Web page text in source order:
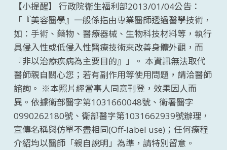
【小提醒】 行政院衛生福利部2013/01/04公告：
「『美容醫學』一般係指由專業醫師透過醫學技術，
如：手術、藥物、醫療器械、生物科技材料等，執行
具侵入性或低侵入性醫療技術來改善身體外觀，而
『非以治療疾病為主要目的』」。 本資訊無法取代
醫師親自關心您；若有副作用等使用問題，請洽醫師
諮詢。 ※本照片經當事人同意刊登，效果因人而
異。依據衛部醫字第1031660048號、衛署醫字
0990262180號、衛部醫字第1031662939號辦理，
宣傳名稱與仿單不盡相同(Off-label use)；任何療程
介紹均以醫師「親自說明」為準，請特別留意。